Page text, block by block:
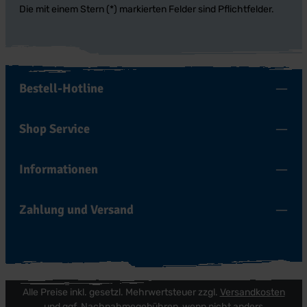
Die mit einem Stern (*) markierten Felder sind Pflichtfelder.
Bestell-Hotline
Shop Service
Informationen
Zahlung und Versand
Alle Preise inkl. gesetzl. Mehrwertsteuer zzgl. Versandkosten